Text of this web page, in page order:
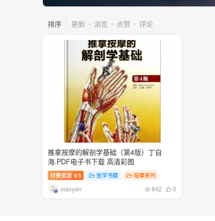
排序 更新 浏览 点赞 评论
推拿按摩的解剖学基础（第4版）丁自
海.PDF电子书下载 高清彩图
付费资源 ￥5 医学书籍 按摩系列
xiaoyan 842 0